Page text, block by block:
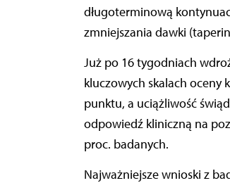
długoterminową
zmniejszania dawki
Już po 16 tygodniach
kluczowych skalach oceny
punktu, a uciążliwość
odpowiedź kliniczną na
proc. badanych.
Najważniejsze wnioski z